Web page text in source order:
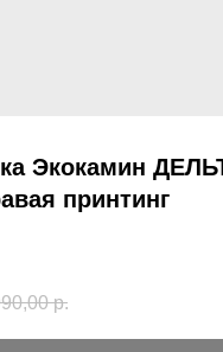
Экокамин
принтинг
р.